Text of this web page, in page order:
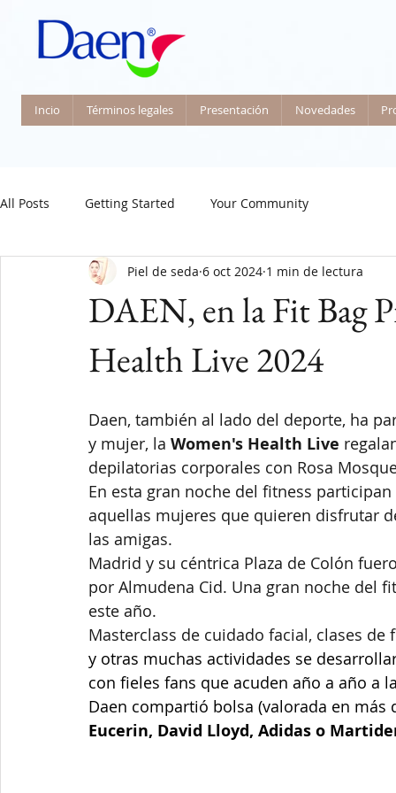
Incio Términos legales Presentación Novedades
All Posts Getting Started Your Community
DAEN, en la Fit Bag
Health Live 2024
Piel de seda 6 oct 2024 1 min de lectura
Daen, también al lado del deporte, ha
y mujer, la Women's Health Live
depilatorias corporales con Rosa
En esta gran noche del fitness
aquellas mujeres que quieren disfrutar
las amigas.
Madrid y su céntrica Plaza de Colón
por Almudena Cid. Una gran noche del
este año.
Masterclass de cuidado facial, clases
y otras muchas actividades se
con fieles fans que acuden año a año a
Daen compartió bolsa (valorada en
Eucerin, David Lloyd, Adidas o